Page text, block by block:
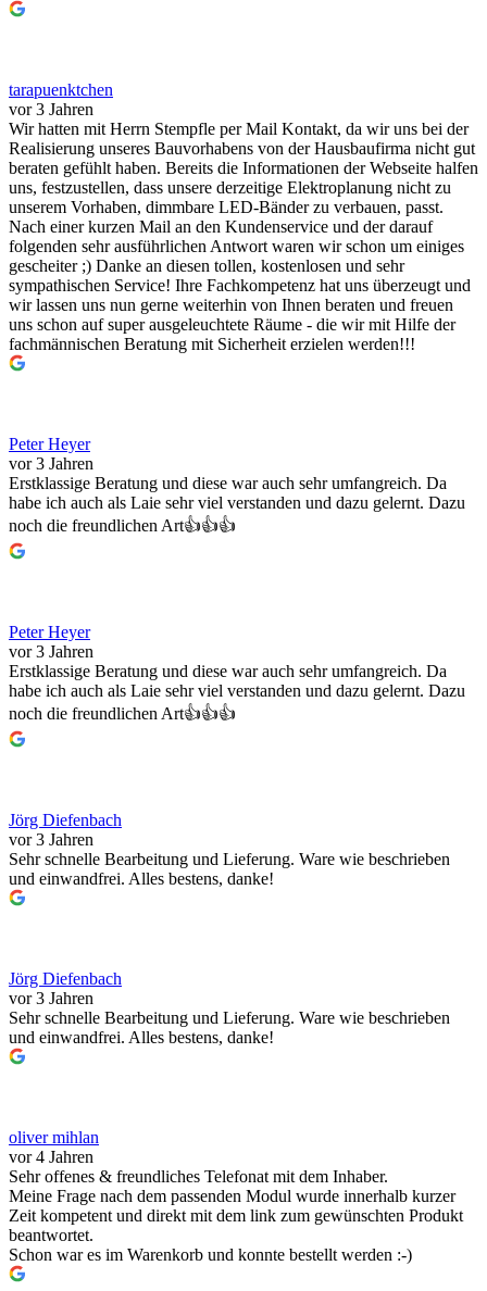
tarapuenktchen
vor 3 Jahren
Wir hatten mit Herrn Stempfle per Mail Kontakt, da wir uns bei der
Realisierung unseres Bauvorhabens von der Hausbaufirma nicht gut
beraten gefühlt haben. Bereits die Informationen der Webseite halfen
uns, festzustellen, dass unsere derzeitige Elektroplanung nicht zu
unserem Vorhaben, dimmbare LED-Bänder zu verbauen, passt.
Nach einer kurzen Mail an den Kundenservice und der darauf
folgenden sehr ausführlichen Antwort waren wir schon um einiges
gescheiter ;) Danke an diesen tollen, kostenlosen und sehr
sympathischen Service! Ihre Fachkompetenz hat uns überzeugt und
wir lassen uns nun gerne weiterhin von Ihnen beraten und freuen
uns schon auf super ausgeleuchtete Räume - die wir mit Hilfe der
fachmännischen Beratung mit Sicherheit erzielen werden!!!
Peter Heyer
vor 3 Jahren
Erstklassige Beratung und diese war auch sehr umfangreich. Da
habe ich auch als Laie sehr viel verstanden und dazu gelernt. Dazu
noch die freundlichen Art👍👍👍
Peter Heyer
vor 3 Jahren
Erstklassige Beratung und diese war auch sehr umfangreich. Da
habe ich auch als Laie sehr viel verstanden und dazu gelernt. Dazu
noch die freundlichen Art👍👍👍
Jörg Diefenbach
vor 3 Jahren
Sehr schnelle Bearbeitung und Lieferung. Ware wie beschrieben
und einwandfrei. Alles bestens, danke!
Jörg Diefenbach
vor 3 Jahren
Sehr schnelle Bearbeitung und Lieferung. Ware wie beschrieben
und einwandfrei. Alles bestens, danke!
oliver mihlan
vor 4 Jahren
Sehr offenes & freundliches Telefonat mit dem Inhaber.
Meine Frage nach dem passenden Modul wurde innerhalb kurzer
Zeit kompetent und direkt mit dem link zum gewünschten Produkt
beantwortet.
Schon war es im Warenkorb und konnte bestellt werden :-)